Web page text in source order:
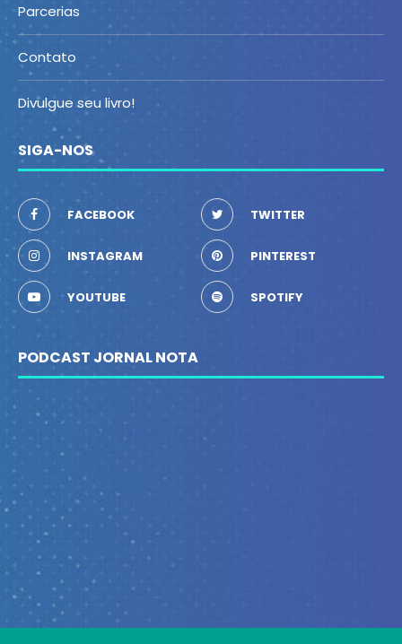
Parcerias
Contato
Divulgue seu livro!
SIGA-NOS
FACEBOOK TWITTER
INSTAGRAM PINTEREST
YOUTUBE SPOTIFY
PODCAST JORNAL NOTA